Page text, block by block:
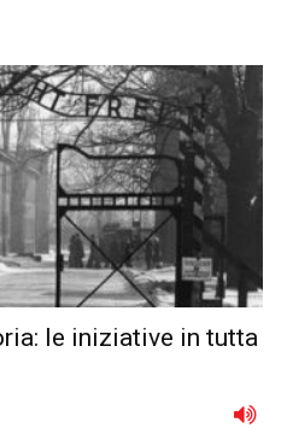
le iniziative in tutta